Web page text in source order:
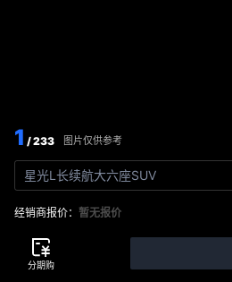
1 / 233 图片仅供参考
星光L长续航大六座SUV
经销商报价： 暂无报价